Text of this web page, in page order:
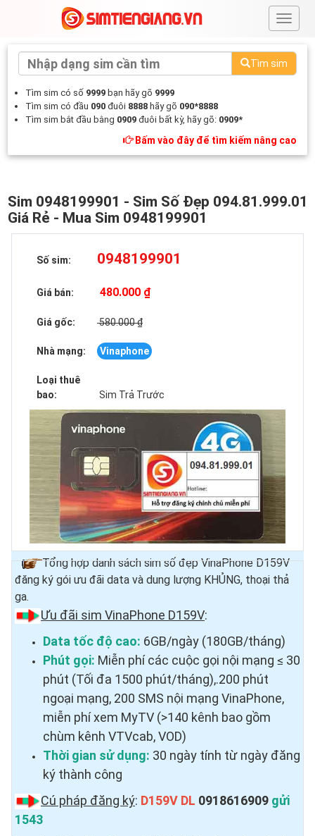
#
Tìm sim
Tìm sim có số 9999 bạn hãy gõ 9999
Tìm sim có đầu 090 đuôi 8888 hãy gõ 090*8888
Tìm sim bắt đầu bằng 0909 đuôi bất kỳ, hãy gõ: 0909*
Bấm vào đây để tìm kiếm nâng cao
Sim 0948199901 - Sim Số Đẹp 094.81.999.01
Giá Rẻ - Mua Sim 0948199901
Số sim: 0948199901
Giá bán: 480.000 ₫
Giá gốc: 580.000 ₫
Nhà mạng: Vinaphone
Loại thuê
bao:
Sim Trả Trước
Tổng hợp danh sách sim số đẹp VinaPhone D159V
đăng ký gói ưu đãi data và dung lượng KHỦNG, thoại thả
ga.
Ưu đãi sim VinaPhone D159V:
Data tốc độ cao: 6GB/ngày (180GB/tháng)
Phút gọi: Miễn phí các cuộc gọi nội mạng ≤ 30
phút (Tối đa 1500 phút/tháng),.200 phút
ngoại mạng, 200 SMS nội mạng VinaPhone,
miễn phí xem MyTV (>140 kênh bao gồm
chùm kênh VTVcab, VOD)
Thời gian sử dụng: 30 ngày tính từ ngày đăng
ký thành công
Cú pháp đăng ký: D159V DL 0918616909 gửi
1543